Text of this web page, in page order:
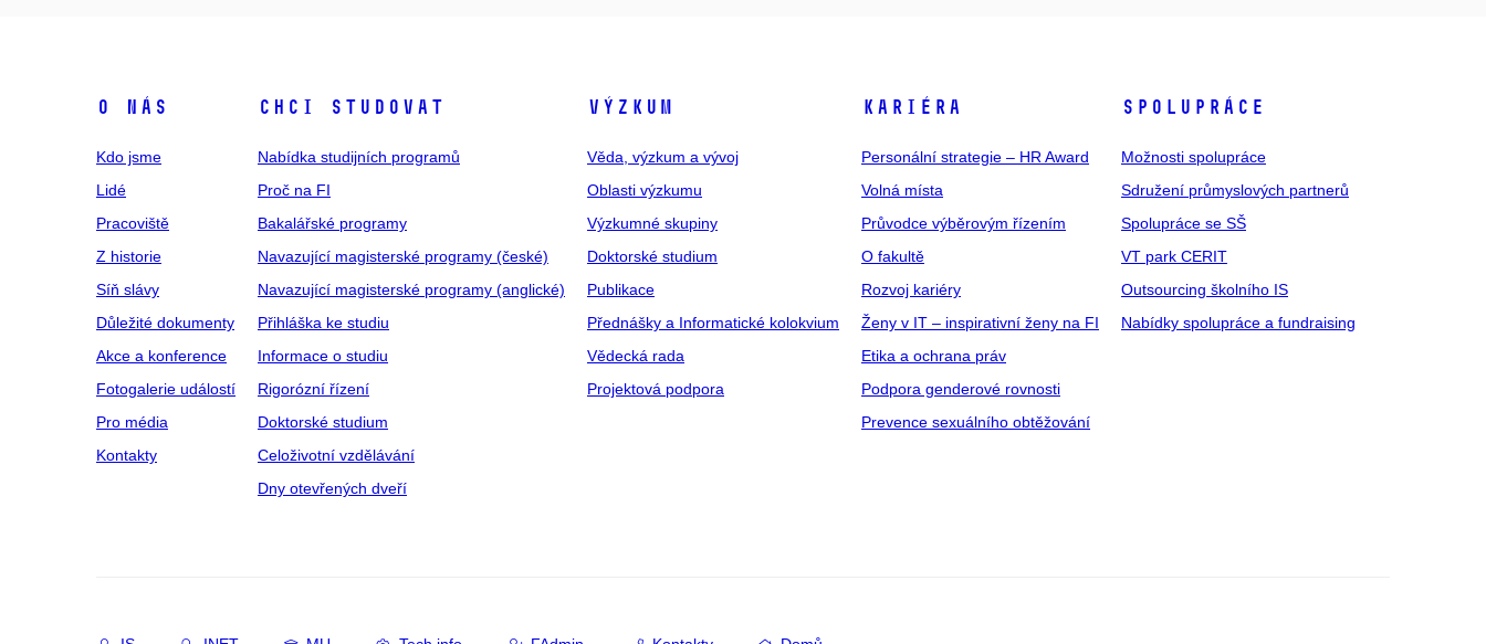
O NÁS
Kdo jsme
Lidé
Pracoviště
Z historie
Síň slávy
Důležité dokumenty
Akce a konference
Fotogalerie událostí
Pro média
Kontakty
CHCI STUDOVAT
Nabídka studijních programů
Proč na FI
Bakalářské programy
Navazující magisterské programy (české)
Navazující magisterské programy (anglické)
Přihláška ke studiu
Informace o studiu
Rigorózní řízení
Doktorské studium
Celoživotní vzdělávání
Dny otevřených dveří
VÝZKUM
Věda, výzkum a vývoj
Oblasti výzkumu
Výzkumné skupiny
Doktorské studium
Publikace
Přednášky a Informatické kolokvium
Vědecká rada
Projektová podpora
KARIÉRA
Personální strategie – HR Award
Volná místa
Průvodce výběrovým řízením
O fakultě
Rozvoj kariéry
Ženy v IT – inspirativní ženy na FI
Etika a ochrana práv
Podpora genderové rovnosti
Prevence sexuálního obtěžování
SPOLUPRÁCE
Možnosti spolupráce
Sdružení průmyslových partnerů
Spolupráce se SŠ
VT park CERIT
Outsourcing školního IS
Nabídky spolupráce a fundraising